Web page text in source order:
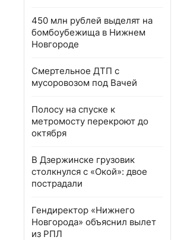
450 млн рублей выделят на
бомбоубежища в Нижнем
Новгороде
Смертельное ДТП с
мусоровозом под Вачей
Полосу на спуске к
метромосту перекроют до
октября
В Дзержинске грузовик
столкнулся с «Окой»: двое
пострадали
Гендиректор «Нижнего
Новгорода» объяснил вылет
из РПЛ